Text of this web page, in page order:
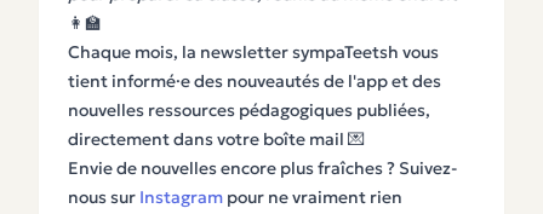
👩‍🏫
Chaque mois, la newsletter sympaTeetsh vous
tient informé·e des nouveautés de l'app et des
nouvelles ressources pédagogiques publiées,
directement dans votre boîte mail 💌
Envie de nouvelles encore plus fraîches ? Suivez-
nous sur Instagram pour ne vraiment rien